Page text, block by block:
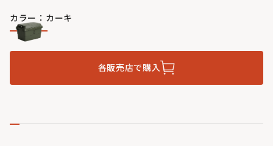
カラー：カーキ
各販売店で購入